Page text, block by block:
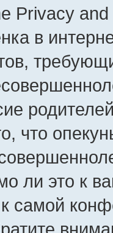
Privacy
в
что
ли это к
самой